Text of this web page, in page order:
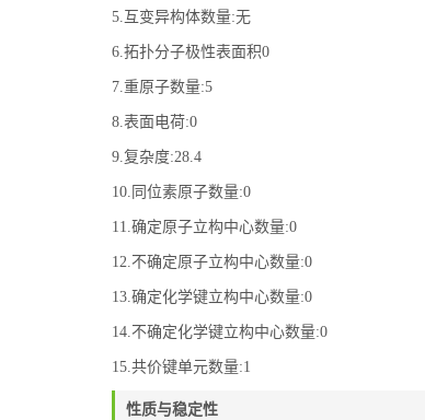
5.互变异构体数量:无
6.拓扑分子极性表面积0
7.重原子数量:5
8.表面电荷:0
9.复杂度:28.4
10.同位素原子数量:0
11.确定原子立构中心数量:0
12.不确定原子立构中心数量:0
13.确定化学键立构中心数量:0
14.不确定化学键立构中心数量:0
15.共价键单元数量:1
性质与稳定性